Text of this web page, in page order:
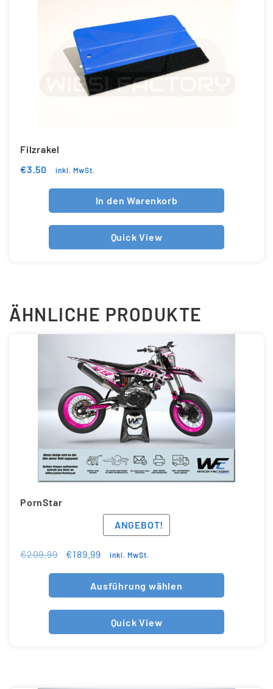
Filzrakel
€3.50 inkl. MwSt.
In den Warenkorb
Quick View
ÄHNLICHE PRODUKTE
PornStar
ANGEBOT!
€209.99 €189.99 inkl. MwSt.
Ausführung wählen
Quick View